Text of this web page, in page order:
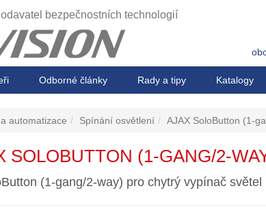
bezpečnostních technologií
Odborné články Rady a tipy Katalogy
automatizace Spínání osvětlení AJAX SoloButton (1-
SOLOBUTTON (1-GANG/2-
(1-gang/2-way) pro chytrý vypínač světel